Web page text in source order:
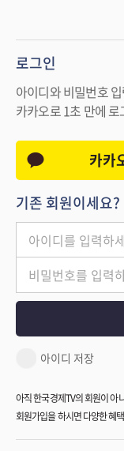
로그인
아이디와 비밀번호
카카오로 1초 만에
카카
기존 회원이세요?
아이디 저장
아직 한국경제TV의 회원이 아
회원가입을 하시면 다양한 혜